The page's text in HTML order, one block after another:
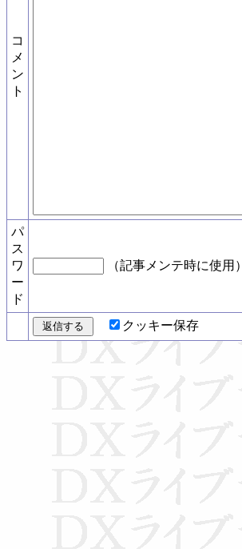
コ
メ
ン
ト
パ
ス
ワ
ー
ド
（記事メンテ時に使用）
クッキー保存